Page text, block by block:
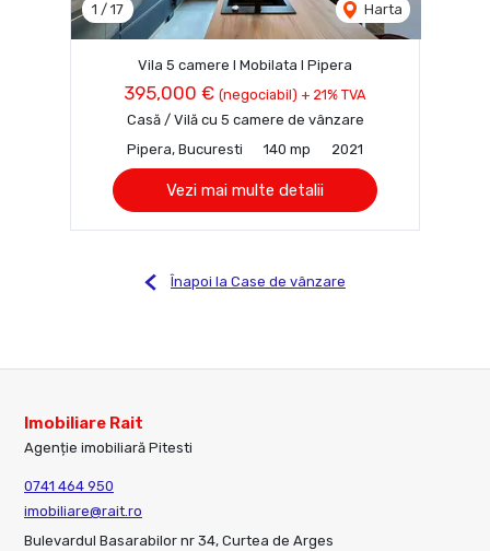
1 / 17 Harta
Vila 5 camere I Mobilata I Pipera
395,000 € (negociabil) + 21% TVA
Casă / Vilă cu 5 camere de vânzare
Pipera, Bucuresti
140 mp 2021
Vezi mai multe detalii
Înapoi la Case de vânzare
Imobiliare Rait
Agenție imobiliară Pitesti
0741 464 950
imobiliare@rait.ro
Bulevardul Basarabilor nr 34, Curtea de Arges